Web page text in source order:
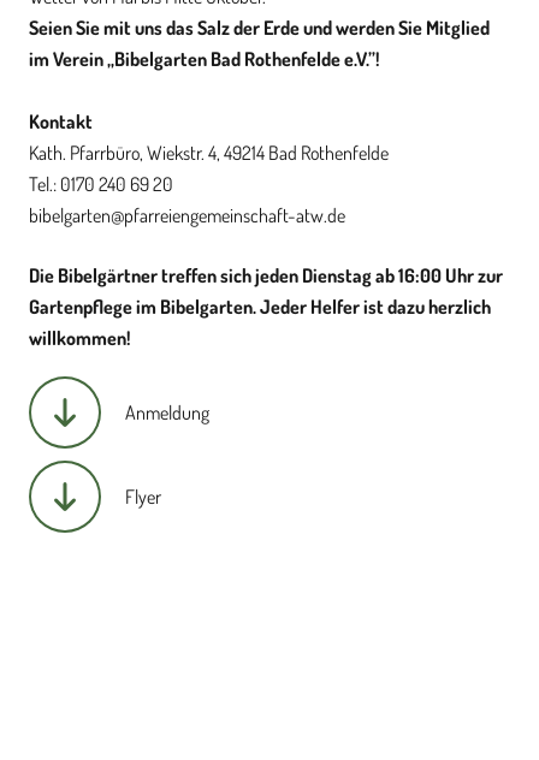
Seien Sie mit uns das Salz der Erde und werden Sie Mitglied
im Verein „Bibelgarten Bad Rothenfelde e.V.”!
Kontakt
Kath. Pfarrbüro, Wiekstr. 4, 49214 Bad Rothenfelde
Tel.: 0170 240 69 20
bibelgarten@pfarreiengemeinschaft-atw.de
Die Bibelgärtner treffen sich jeden Dienstag ab 16:00 Uhr zur
Gartenpflege im Bibelgarten. Jeder Helfer ist dazu herzlich
willkommen!
Anmeldung
Flyer